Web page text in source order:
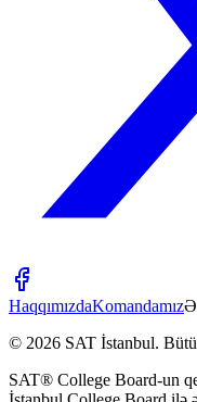
HaqqımızdaKomandamız
© 2026 SAT İstanbul.
SAT® College Board-un